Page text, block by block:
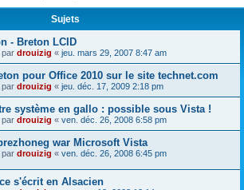
Sujets
- Breton LCID
par drouizig « jeu. mars 29, 2007 8:47 am
pour Office 2010 sur le site technet.com
par drouizig « jeu. déc. 17, 2009 2:18 pm
système en gallo : possible sous Vista !
par drouizig « ven. déc. 26, 2008 6:58 pm
war Microsoft Vista
par drouizig « ven. déc. 26, 2008 6:45 pm
s'écrit en Alsacien